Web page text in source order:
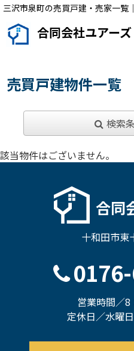
三沢市泉町の売買戸建・売家一覧
合同会社ユアーズ
売買戸建物件一覧
検索
該当物件はございません。
合同
十和田市東
営業時間／
定休日／水曜